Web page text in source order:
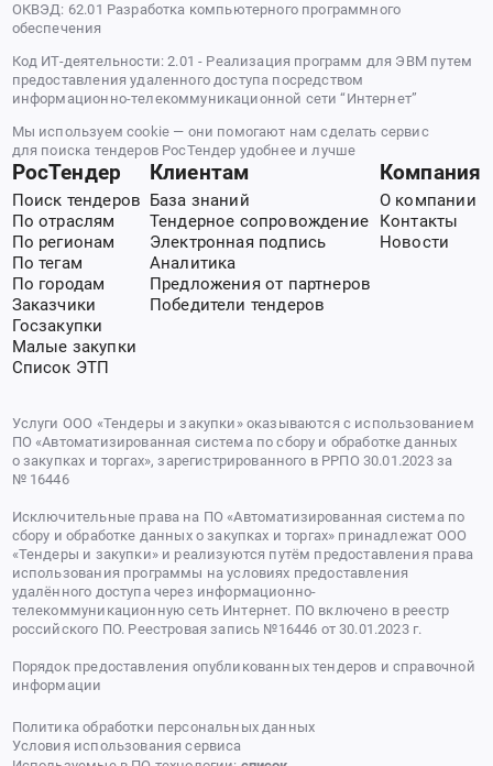
ОКВЭД: 62.01 Разработка компьютерного программного
обеспечения
Код ИТ-деятельности: 2.01 - Реализация программ для ЭВМ путем
предоставления удаленного доступа посредством
информационно-телекоммуникационной сети “Интернет”
Мы используем cookie — они помогают нам сделать сервис
для поиска тендеров РосТендер удобнее и лучше
РосТендер
Поиск тендеров
По отраслям
По регионам
По тегам
По городам
Заказчики
Госзакупки
Малые закупки
Список ЭТП
Клиентам
База знаний
Тендерное сопровождение
Электронная подпись
Аналитика
Предложения от партнеров
Победители тендеров
Компания
О компании
Контакты
Новости
Услуги ООО «Тендеры и закупки» оказываются с использованием
ПО «Автоматизированная система по сбору и обработке данных
о закупках и торгах», зарегистрированного в РРПО 30.01.2023 за
№ 16446
Исключительные права на ПО «Автоматизированная система по
сбору и обработке данных о закупках и торгах» принадлежат ООО
«Тендеры и закупки» и реализуются путём предоставления права
использования программы на условиях предоставления
удалённого доступа через информационно-
телекоммуникационную сеть Интернет. ПО включено в реестр
российского ПО. Реестровая запись №16446 от 30.01.2023 г.
Порядок предоставления опубликованных тендеров и справочной
информации
Политика обработки персональных данных
Условия использования сервиса